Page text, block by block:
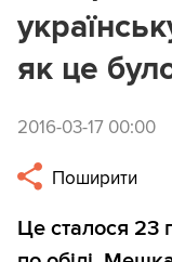
як це
2016-03-17 00:00
Поширити
Це сталося 23